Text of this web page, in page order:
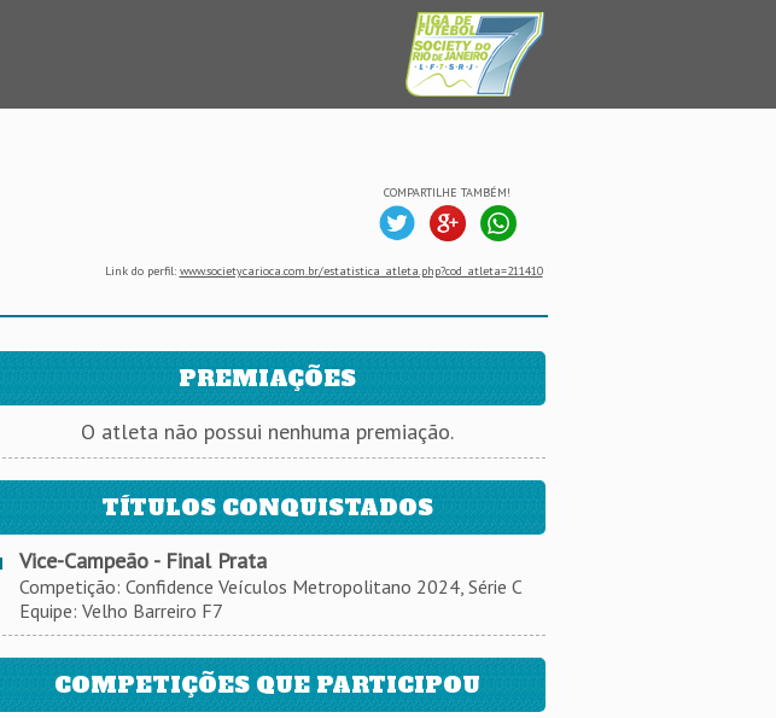
COMPARTILHE TAMBÉM!
Link do perfil: www.societycarioca.com.br/estatistica_atleta.php?cod_atleta=211410
PREMIAÇÕES
O atleta não possui nenhuma premiação.
TÍTULOS CONQUISTADOS
Vice-Campeão - Final Prata
Competição: Confidence Veículos Metropolitano 2024, Série C
Equipe: Velho Barreiro F7
COMPETIÇÕES QUE PARTICIPOU